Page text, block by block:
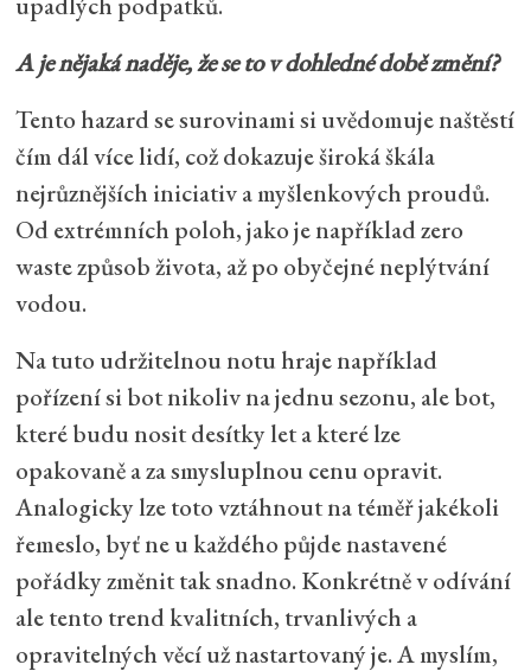
A je nějaká naděje, že se to v dohledné době změní?
Tento hazard se surovinami si uvědomuje naštěstí
čím dál více lidí, což dokazuje široká škála
nejrůznějších iniciativ a myšlenkových proudů.
Od extrémních poloh, jako je například zero
waste způsob života, až po obyčejné neplýtvání
vodou.
Na tuto udržitelnou notu hraje například
pořízení si bot nikoliv na jednu sezonu, ale bot,
které budu nosit desítky let a které lze
opakovaně a za smysluplnou cenu opravit.
Analogicky lze toto vztáhnout na téměř jakékoli
řemeslo, byť ne u každého půjde nastavené
pořádky změnit tak snadno. Konkrétně v odívání
ale tento trend kvalitních, trvanlivých a
opravitelných věcí už nastartovaný je. A myslím,